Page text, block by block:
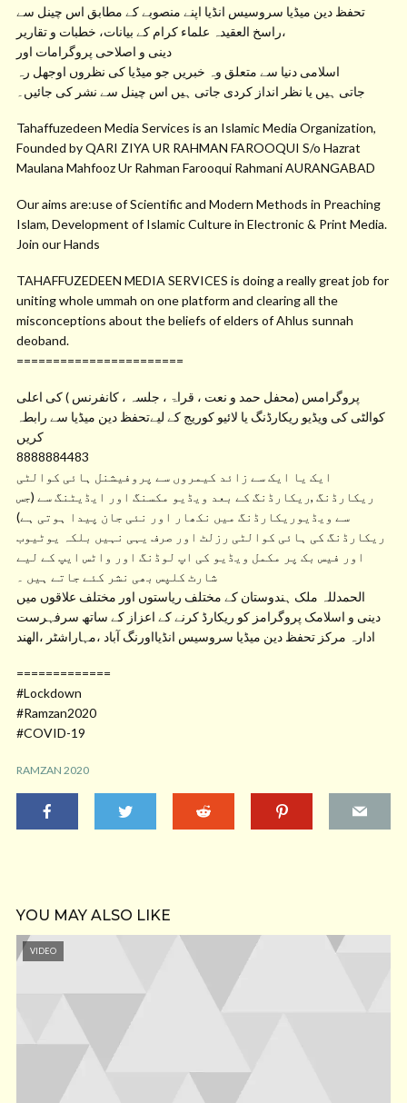
تحفظ دین میڈیا سروسیس انڈیا اپنے منصوبے کے مطابق اس چینل سے
راسخ العقیدہ علماء کرام کے بیانات، خطبات و تقاریر،
دینی و اصلاحی پروگرامات اور
اسلامی دنیا سے متعلق وہ خبریں جو میڈیا کی نظروں اوجھل رہ
جاتی ہیں یا نظر انداز کردی جاتی ہیں اس چینل سے نشر کی جائیں۔
Tahaffuzedeen Media Services is an Islamic Media Organization,
Founded by QARI ZIYA UR RAHMAN FAROOQUI S/o Hazrat
Maulana Mahfooz Ur Rahman Farooqui Rahmani AURANGABAD
Our aims are:use of Scientific and Modern Methods in Preaching
Islam, Development of Islamic Culture in Electronic & Print Media.
Join our Hands
TAHAFFUZEDEEN MEDIA SERVICES is doing a really great job for
uniting whole ummah on one platform and clearing all the
misconceptions about the beliefs of elders of Ahlus sunnah
deoband.
=======================
پروگرامس (محفل حمد و نعت ، قراۃ ، جلسہ ، کانفرنس ) کی اعلی
کوالٹی کی ویڈیو ریکارڈنگ یا لائیو کوریج کے لیےتحفظ دین میڈیا سے رابطہ
کریں
8888884483
ایک یا ایک سے زائد کیمروں سے پروفیشنل ہائی کوالٹی
ریکارڈنگ ,ریکارڈنگ کے بعد ویڈیو مکسنگ اور ایڈیٹنگ سے (جس
سے ویڈیوریکارڈنگ میں نکھار اور نئی جان پیدا ہوتی ہے)
ریکارڈنگ کی ہائی کوالٹی رزلٹ اور صرف یہی نہیں بلکہ یوٹیوب
اور فیس بک پر مکمل ویڈیو کی اپ لوڈنگ اور واٹس ایپ کے لیے
شارٹ کلپس بھی نشر کئے جاتے ہیں ۔
الحمدللہ ملک ہندوستان کے مختلف ریاستوں اور مختلف علاقوں میں
دینی و اسلامک پروگرامز کو ریکارڈ کرنے کے اعزاز کے ساتھ سرفہرست
ادارہ مرکز تحفظ دین میڈیا سروسیس انڈیااورنگ آباد ،مہاراشٹر ،الھند
=============
#Lockdown
#Ramzan2020
#COVID-19
RAMZAN 2020
YOU MAY ALSO LIKE
VIDEO